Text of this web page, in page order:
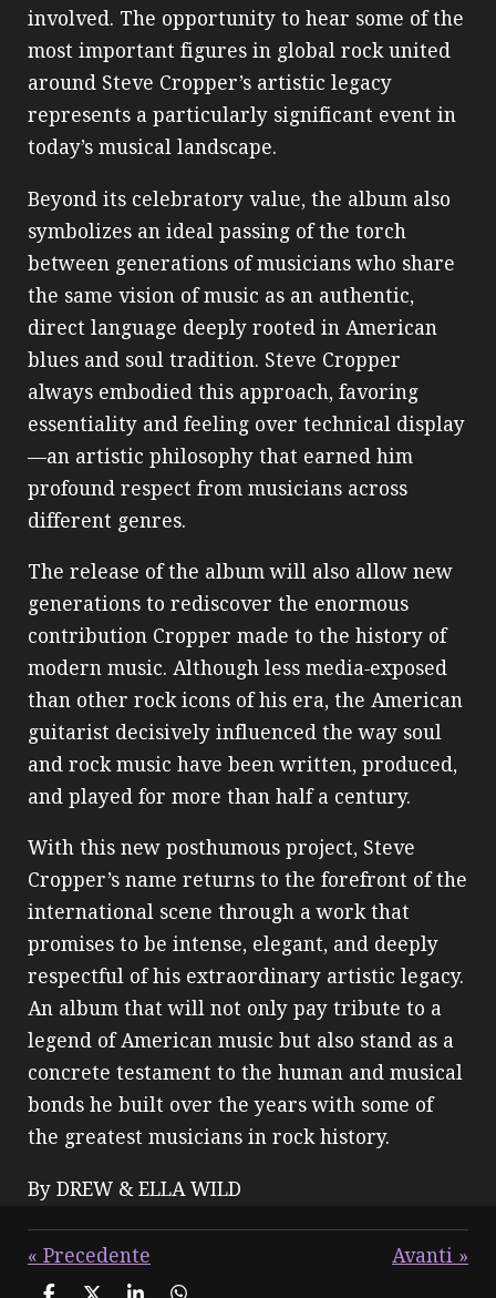
involved. The opportunity to hear some of the
most important figures in global rock united
around Steve Cropper’s artistic legacy
represents a particularly significant event in
today’s musical landscape.
Beyond its celebratory value, the album also
symbolizes an ideal passing of the torch
between generations of musicians who share
the same vision of music as an authentic,
direct language deeply rooted in American
blues and soul tradition. Steve Cropper
always embodied this approach, favoring
essentiality and feeling over technical display
—an artistic philosophy that earned him
profound respect from musicians across
different genres.
The release of the album will also allow new
generations to rediscover the enormous
contribution Cropper made to the history of
modern music. Although less media‑exposed
than other rock icons of his era, the American
guitarist decisively influenced the way soul
and rock music have been written, produced,
and played for more than half a century.
With this new posthumous project, Steve
Cropper’s name returns to the forefront of the
international scene through a work that
promises to be intense, elegant, and deeply
respectful of his extraordinary artistic legacy.
An album that will not only pay tribute to a
legend of American music but also stand as a
concrete testament to the human and musical
bonds he built over the years with some of
the greatest musicians in rock history.
By DREW & ELLA WILD
« Precedente Avanti »